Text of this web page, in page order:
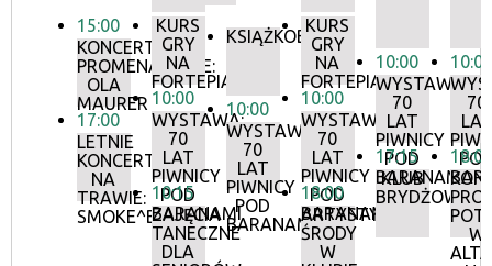
15:00
KONCERTY
PROMENADOWE:
OLA
MAURER
17:00
LETNIE
KONCERTY
NA
TRAWIE:
SMOKE^BLUES
KURS
GRY
NA
FORTEPIANIE
10:00
WYSTAWA:
70
LAT
PIWNICY
POD
BARANAMI
10:15
ZAJĘCIA
TANECZNE
DLA
KSIĄŻKOBIEG
10:00
WYSTAWA:
70
LAT
PIWNICY
POD
BARANAMI
KURS
GRY
NA
FORTEPIANIE
10:00
WYSTAWA:
70
LAT
PIWNICY
POD
BARANAMI
18:00
ARTYSTYCZNE
ŚRODY
W
10:00
WYSTAWA:
70
LAT
PIWNICY
POD
BARANAMI
17:15
KLUB
BRYDŻOWY
10:00
70
LAT
18:00
W